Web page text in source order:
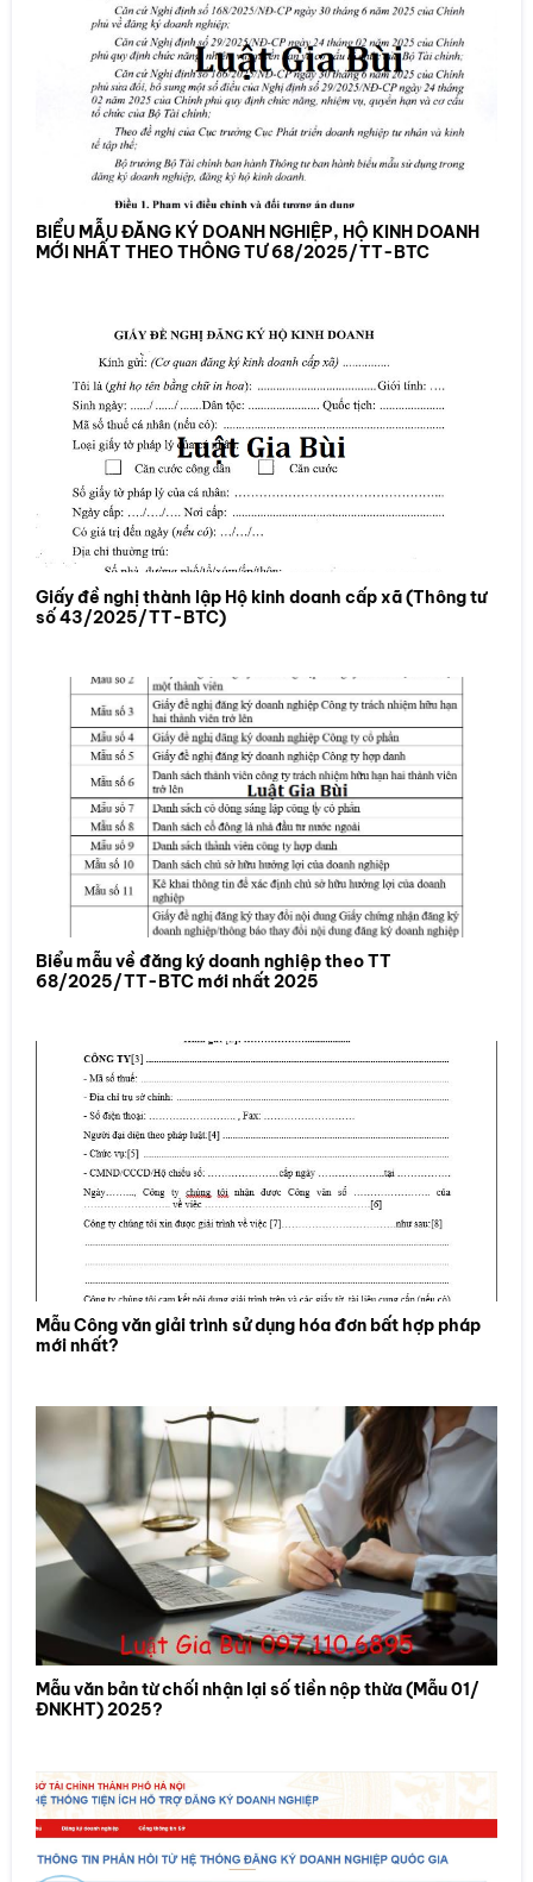
BIỂU MẪU ĐĂNG KÝ DOANH NGHIỆP, HỘ KINH DOANH
MỚI NHẤT THEO THÔNG TƯ 68/2025/TT-BTC
Giấy đề nghị thành lập Hộ kinh doanh cấp xã (Thông tư
số 43/2025/TT-BTC)
Biểu mẫu về đăng ký doanh nghiệp theo TT
68/2025/TT-BTC mới nhất 2025
Mẫu Công văn giải trình sử dụng hóa đơn bất hợp pháp
mới nhất?
Mẫu văn bản từ chối nhận lại số tiền nộp thừa (Mẫu 01/
ĐNKHT) 2025?